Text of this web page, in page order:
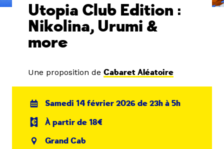
Utopia Club Edition :
Nikolina, Urumi &
more
Une proposition de Cabaret Aléatoire
Samedi 14 février 2026 de 23h à 5h
À partir de 18€
Grand Cab